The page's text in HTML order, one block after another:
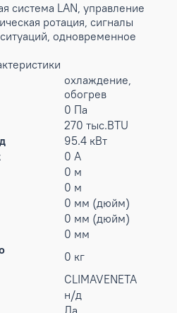
система LAN, управление
ротация, сигналы
одновременное
охлаждение,
обогрев
0 Па
270 тыс.BTU
95.4 кВт
0 А
0 м
0 м
0 мм (дюйм)
0 мм (дюйм)
0 мм
0 кг
CLIMAVENETA
н/д
Да